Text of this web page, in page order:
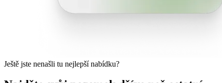
Ještě jste nenašli tu nejlepší nabídku?